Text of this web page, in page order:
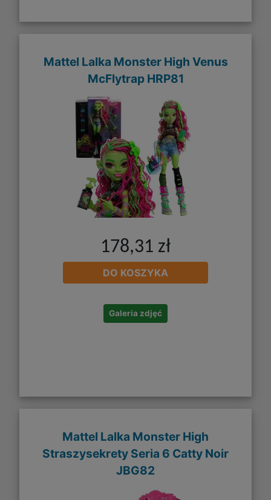
Mattel Lalka Monster High Venus
McFlytrap HRP81
178,31 zł
DO KOSZYKA
Galeria zdjęć
Mattel Lalka Monster High
Straszysekrety Seria 6 Catty Noir
JBG82